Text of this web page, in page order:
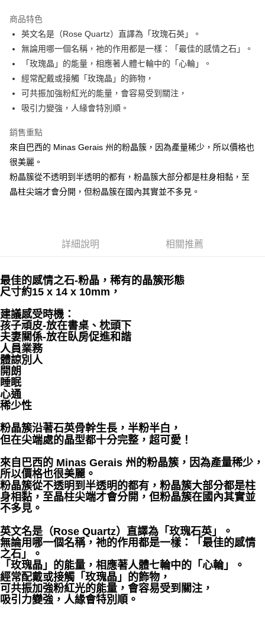
Apple Pay
街口支付
悠遊付
ATM付款
全家取貨付款
每筆NT$80，滿NT$3,000(含以上)免運費
7-11取貨付款
每筆NT$80，滿NT$3,000(含以上)免運費
每筆NT$80，滿NT$3,000(含以上)免運費
付款後門市自取
免運費
商品特色
英文名是（Rose Quartz）直譯為「玫瑰石英」。
無論用哪一個名稱，祂的作用都是一樣：「最佳的感情之石」。
「玫瑰晶」的能量，相應著人體七輪中的「心輪」。
經常配戴或接觸「玫瑰晶」的飾物，
可共振加強粉紅光的能量，會容易受到關注，
吸引力變強，人緣會特別順。
銷售重點
來自巴西的 Minas Gerais 州的粉晶簇，因為產量稀少，所以價格也
很美麗。
粉晶簇從不透明到半透明的都有，粉晶簇大部分都是柱身相黏，至
晶柱尖端才會分開，但粉晶簇在國內其實並不多見。
詳細說明 相關推薦
最佳的感情之石-粉晶，稀有的晶簇形態
尺寸約15 x 14 x 10mm，
建議感受時機：
孩子頑皮-放在書桌、枕頭下
夫妻關係-放在臥房促進和諧
人員業務
體諒別人
開朗
睡眠
心通
稀少性
粉晶簇沿著石英骨幹生長，半粉半白，
但在尖端處的晶型都十分完整，超可愛！
來自巴西的 Minas Gerais 州的粉晶簇，因為產量稀少，
所以價格也很美麗。
粉晶簇從不透明到半透明的都有，粉晶簇大部分都是柱
身相黏，至晶柱尖端才會分開，但粉晶簇在國內其實並
不多見。
英文名是（Rose Quartz）直譯為「玫瑰石英」。
無論用哪一個名稱，祂的作用都是一樣：「最佳的感情
之石」。
「玫瑰晶」的能量，相應著人體七輪中的「心輪」。
經常配戴或接觸「玫瑰晶」的飾物，
可共振加強粉紅光的能量，會容易受到關注，
吸引力變強，人緣會特別順。